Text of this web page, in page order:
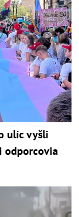
ulíc vyšli
odporcovia